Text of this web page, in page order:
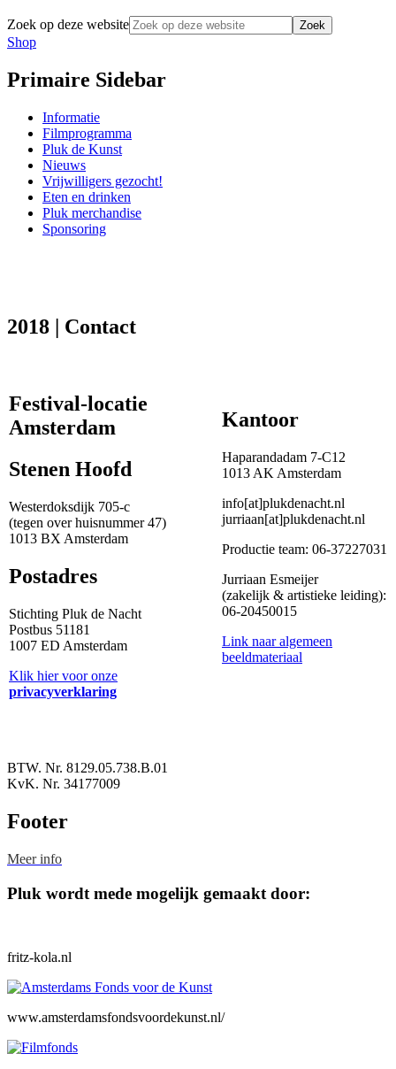
Zoek op deze website
Shop
Primaire Sidebar
Informatie
Filmprogramma
Pluk de Kunst
Nieuws
Vrijwilligers gezocht!
Eten en drinken
Pluk merchandise
Sponsoring
2018 | Contact
Festival-locatie
Amsterdam
Stenen Hoofd
Westerdoksdijk 705-c
(tegen over huisnummer 47)
1013 BX Amsterdam
Postadres
Stichting Pluk de Nacht
Postbus 51181
1007 ED Amsterdam
Klik hier voor onze
privacyverklaring
Kantoor
Haparandadam 7-C12
1013 AK Amsterdam
info[at]plukdenacht.nl
jurriaan[at]plukdenacht.nl
Productie team: 06-37227031
Jurriaan Esmeijer
(zakelijk & artistieke leiding):
06-20450015
Link naar algemeen
beeldmateriaal
BTW. Nr. 8129.05.738.B.01
KvK. Nr. 34177009
Footer
Meer info
Pluk wordt mede mogelijk gemaakt door:
fritz-kola.nl
www.amsterdamsfondsvoordekunst.nl/